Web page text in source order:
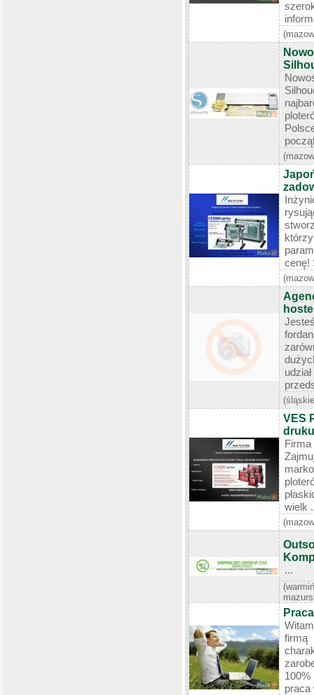
cenę!
VES
wielk
...
praca